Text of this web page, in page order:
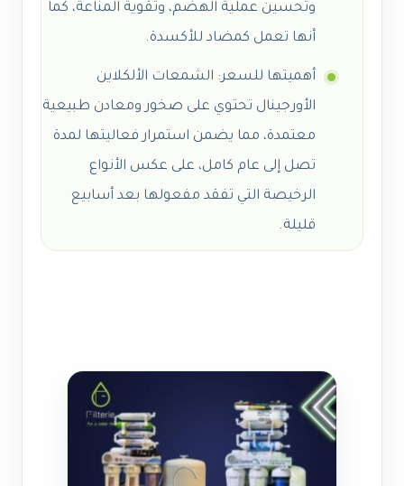
وتحسين عملية الهضم، وتقوية المناعة، كما
أنها تعمل كمضاد للأكسدة.
أهميتها للسعر: الشمعات الألكلاين
الأورجينال تحتوي على صخور ومعادن طبيعية
معتمدة، مما يضمن استمرار فعاليتها لمدة
تصل إلى عام كامل، على عكس الأنواع
الرخيصة التي تفقد مفعولها بعد أسابيع
قليلة.